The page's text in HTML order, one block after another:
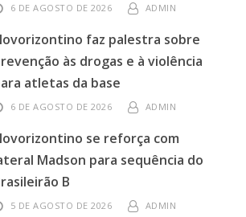
6 DE AGOSTO DE 2026 ADMIN
faz palestra sobre
às drogas e à violência
atletas da base
6 DE AGOSTO DE 2026 ADMIN
se reforça com
Madson para sequência do
B
5 DE AGOSTO DE 2026 ADMIN